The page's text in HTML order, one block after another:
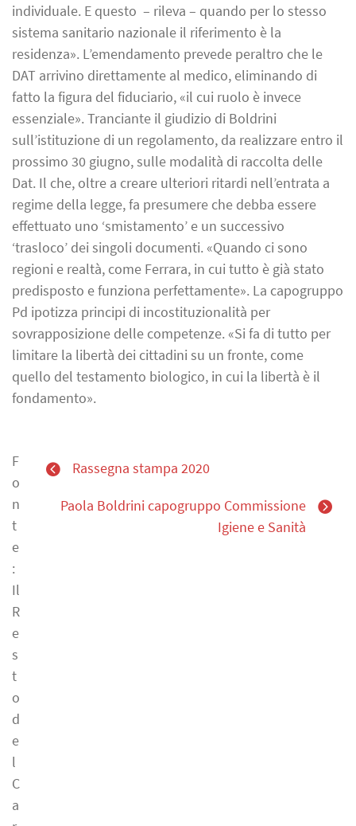
individuale. E questo – rileva – quando per lo stesso
sistema sanitario nazionale il riferimento è la
residenza». L’emendamento prevede peraltro che le
DAT arrivino direttamente al medico, eliminando di
fatto la figura del fiduciario, «il cui ruolo è invece
essenziale». Tranciante il giudizio di Boldrini
sull’istituzione di un regolamento, da realizzare entro il
prossimo 30 giugno, sulle modalità di raccolta delle
Dat. Il che, oltre a creare ulteriori ritardi nell’entrata a
regime della legge, fa presumere che debba essere
effettuato uno ‘smistamento’ e un successivo
‘trasloco’ dei singoli documenti. «Quando ci sono
regioni e realtà, come Ferrara, in cui tutto è già stato
predisposto e funziona perfettamente». La capogruppo
Pd ipotizza principi di incostituzionalità per
sovrapposizione delle competenze. «Si fa di tutto per
limitare la libertà dei cittadini su un fronte, come
quello del testamento biologico, in cui la libertà è il
fondamento».
F
o
n
t
e
:
Il
R
e
s
t
o
d
e
l
C
a
Rassegna stampa 2020
Paola Boldrini capogruppo Commissione
Igiene e Sanità